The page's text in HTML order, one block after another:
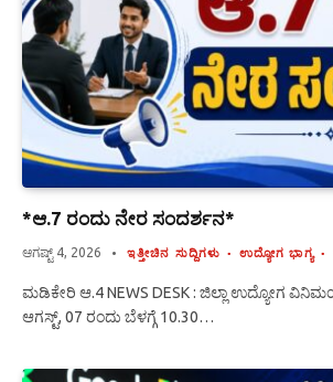
*ಆ.7 ರಂದು ನೇರ ಸಂದರ್ಶನ*
ಆಗಷ್ಟ್ 4, 2026 ಇತ್ತೀಚಿನ ಸುದ್ದಿಗಳು ಉದ್ಯೋಗ ಭಾಗ್ಯ
ಮಡಿಕೇರಿ ಆ.4 NEWS DESK : ಜಿಲ್ಲಾ ಉದ್ಯೋಗ
ಆಗಸ್ಟ್, 07 ರಂದು ಬೆಳಗ್ಗೆ 10.30…